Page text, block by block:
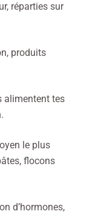
réparties sur
produits
alimentent tes
le plus
flocons
d’hormones,